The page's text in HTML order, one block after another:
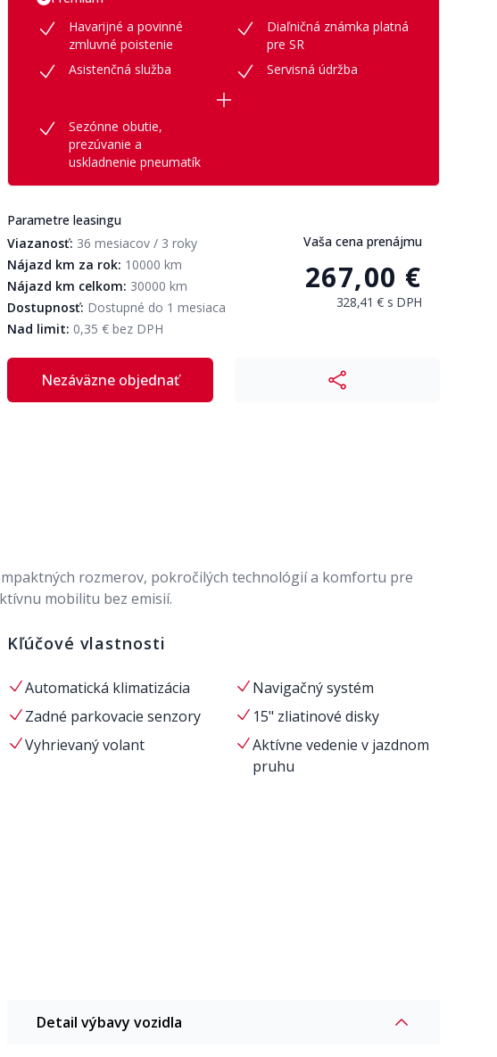
Havarijné a povinné
zmluvné poistenie
Diaľničná známka platná
pre SR
Asistenčná služba
Servisná údržba
Sezónne obutie,
prezúvanie a
uskladnenie pneumatík
Parametre leasingu
Viazanosť: 36 mesiacov / 3 roky
Nájazd km za rok: 10000 km
Nájazd km celkom: 30000 km
Dostupnosť: Dostupné do 1 mesiaca
Nad limit: 0,35 € bez DPH
Vaša cena prenájmu
267,00 €
328,41 € s DPH
Nezáväzne objednať
rozmerov, pokročilých technológií a komfortu pre
mobilitu bez emisií.
Kľúčové vlastnosti
Automatická klimatizácia
Navigačný systém
Zadné parkovacie senzory
15" zliatinové disky
Vyhrievaný volant
Aktívne vedenie v jazdnom
pruhu
Detail výbavy vozidla